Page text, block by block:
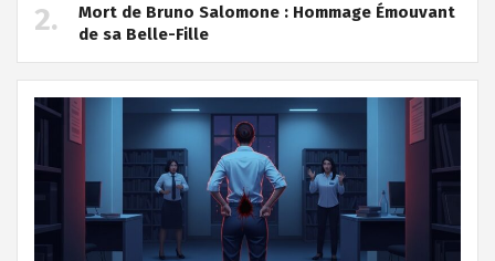
Mort de Bruno Salomone : Hommage Émouvant
de sa Belle-Fille